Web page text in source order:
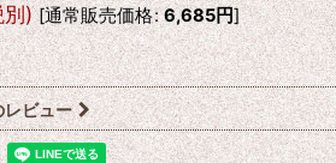
別) [通常販売価格: 6,685円]
レビュー